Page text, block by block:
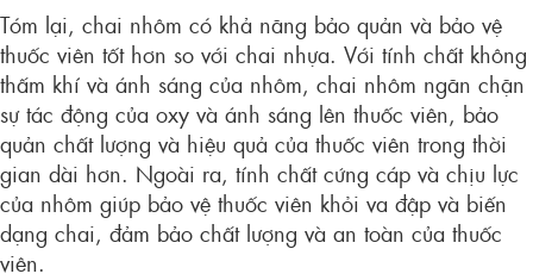
Tóm lại, chai nhôm có khả năng bảo quản và bảo vệ
thuốc viên tốt hơn so với chai nhựa. Với tính chất không
thấm khí và ánh sáng của nhôm, chai nhôm ngăn chặn
sự tác động của oxy và ánh sáng lên thuốc viên, bảo
quản chất lượng và hiệu quả của thuốc viên trong thời
gian dài hơn. Ngoài ra, tính chất cứng cáp và chịu lực
của nhôm giúp bảo vệ thuốc viên khỏi va đập và biến
dạng chai, đảm bảo chất lượng và an toàn của thuốc
viên.